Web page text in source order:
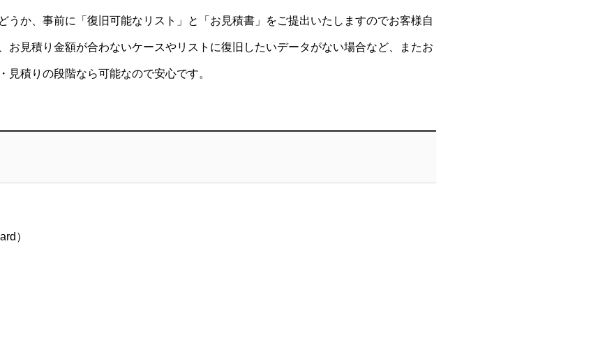
うか、事前に「復旧可能なリスト」と「お見積書」をご提出いたしますのでお客様自
お見積り金額が合わないケースやリストに復旧したいデータがない場合など、またお
積りの段階なら可能なので安心です。
）